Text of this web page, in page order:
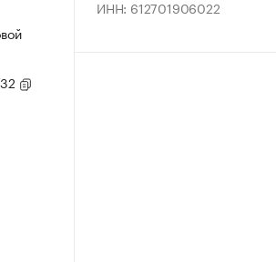
ИНН: 612701906022